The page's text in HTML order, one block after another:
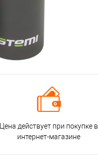
Цена действует при покупке в
интернет-магазине